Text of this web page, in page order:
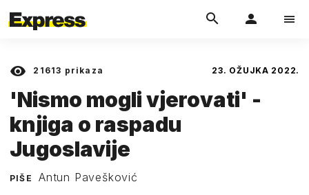
21613 prikaza 23. OŽUJKA 2022.
'Nismo mogli vjerovati' -
knjiga o raspadu
Jugoslavije
PIŠE Antun Pavešković